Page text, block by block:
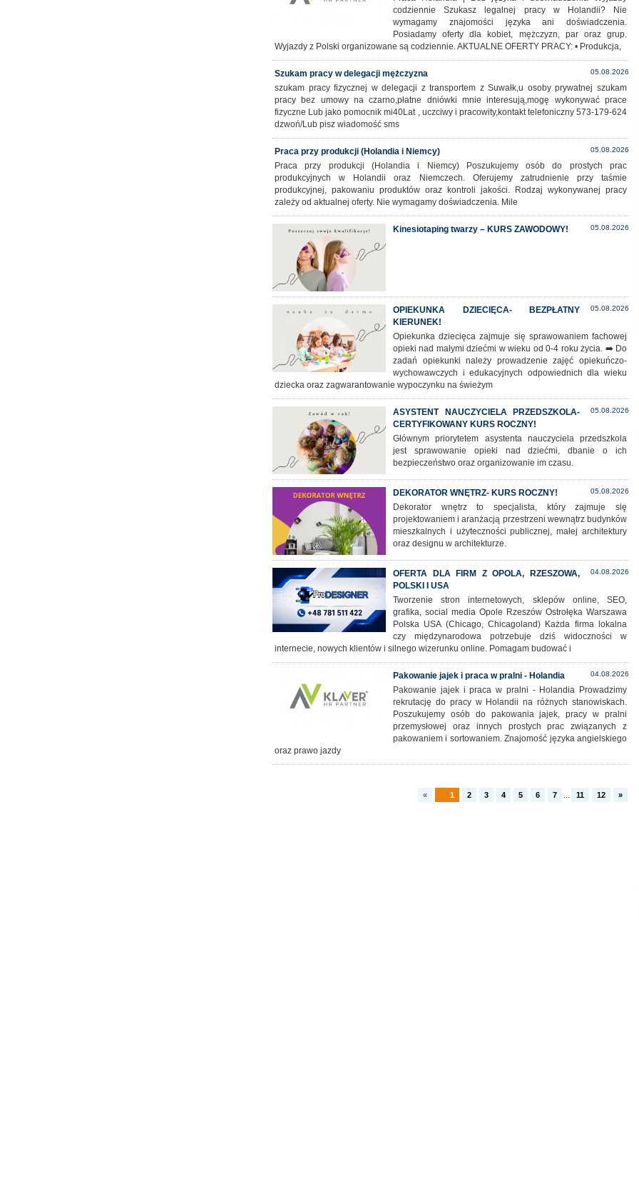
codziennie Szukasz legalnej pracy w Holandii? Nie
wymagamy znajomości języka ani doświadczenia.
Posiadamy oferty dla kobiet, mężczyzn, par oraz grup.
Wyjazdy z Polski organizowane są codziennie. AKTUALNE OFERTY PRACY: • Produkcja,
05.08.2026
Szukam pracy w delegacji mężczyzna
szukam pracy fizycznej w delegacji z transportem z Suwałk,u osoby prywatnej szukam
pracy bez umowy na czarno,płatne dniówki mnie interesują,mogę wykonywać prace
fizyczne Lub jako pomocnik mi40Lat , uczciwy i pracowity,kontakt telefoniczny 573-179-624
dzwoń/Lub pisz wiadomość sms
05.08.2026
Praca przy produkcji (Holandia i Niemcy)
Praca przy produkcji (Holandia i Niemcy) Poszukujemy osób do prostych prac
produkcyjnych w Holandii oraz Niemczech. Oferujemy zatrudnienie przy taśmie
produkcyjnej, pakowaniu produktów oraz kontroli jakości. Rodzaj wykonywanej pracy
zależy od aktualnej oferty. Nie wymagamy doświadczenia. Mile
05.08.2026
Kinesiotaping twarzy – KURS ZAWODOWY!
05.08.2026
OPIEKUNKA DZIECIĘCA- BEZPŁATNY
KIERUNEK!
Opiekunka dziecięca zajmuje się sprawowaniem fachowej
opieki nad małymi dziećmi w wieku od 0-4 roku życia. ➡️ Do
zadań opiekunki należy prowadzenie zajęć opiekuńczo-
wychowawczych i edukacyjnych odpowiednich dla wieku
dziecka oraz zagwarantowanie wypoczynku na świeżym
05.08.2026
ASYSTENT NAUCZYCIELA PRZEDSZKOLA-
CERTYFIKOWANY KURS ROCZNY!
Głównym priorytetem asystenta nauczyciela przedszkola
jest sprawowanie opieki nad dziećmi, dbanie o ich
bezpieczeństwo oraz organizowanie im czasu.
05.08.2026
DEKORATOR WNĘTRZ- KURS ROCZNY!
Dekorator wnętrz to specjalista, który zajmuje się
projektowaniem i aranżacją przestrzeni wewnątrz budynków
mieszkalnych i użyteczności publicznej, małej architektury
oraz designu w architekturze.
04.08.2026
OFERTA DLA FIRM Z OPOLA, RZESZOWA,
POLSKI I USA
Tworzenie stron internetowych, sklepów online, SEO,
grafika, social media Opole Rzeszów Ostrołęka Warszawa
Polska USA (Chicago, Chicagoland) Każda firma lokalna
czy międzynarodowa potrzebuje dziś widoczności w
internecie, nowych klientów i silnego wizerunku online. Pomagam budować i
04.08.2026
Pakowanie jajek i praca w pralni - Holandia
Pakowanie jajek i praca w pralni - Holandia Prowadzimy
rekrutację do pracy w Holandii na różnych stanowiskach.
Poszukujemy osób do pakowania jajek, pracy w pralni
przemysłowej oraz innych prostych prac związanych z
pakowaniem i sortowaniem. Znajomość języka angielskiego
oraz prawo jazdy
« 1 2 3 4 5 6 7 ... 11 12 »